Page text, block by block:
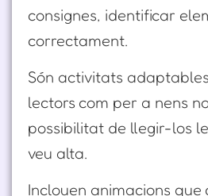
consignes, identificar
correctament.
Són activitats
lectors com per a nens
possibilitat de llegir-los
veu alta.
Inclouen animacions que